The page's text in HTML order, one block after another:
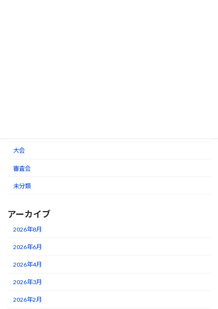
大会
審査会
未分類
アーカイブ
2026年8月
2026年6月
2026年4月
2026年3月
2026年2月